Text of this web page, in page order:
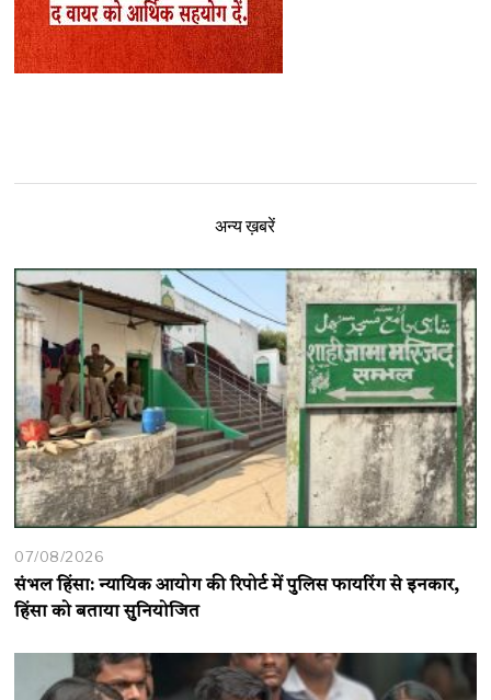
अन्य ख़बरें
07/08/2026
संभल हिंसा: न्यायिक आयोग की रिपोर्ट में पुलिस फायरिंग से इनकार,
हिंसा को बताया सुनियोजित